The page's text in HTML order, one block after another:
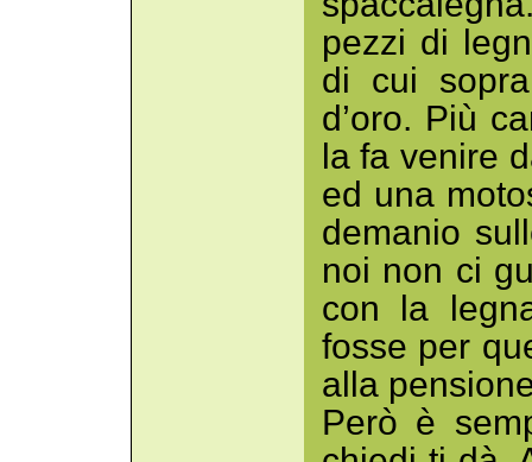
pezzi di
di cui
d’oro. Più
la fa venire
ed una
demanio
noi non ci
con la
fosse per
alla
Però è